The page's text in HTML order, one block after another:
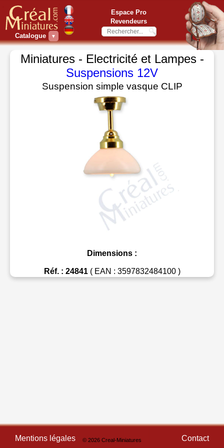
Catalogue ▼
Espace Pro
Revendeurs
Miniatures - Electricité et Lampes -
Suspensions 12V
Suspension simple vasque CLIP
Dimensions :
Réf. : 24841( EAN : 3597832484100 )
Mentions légales © 2026 Creal-Miniatures Contact